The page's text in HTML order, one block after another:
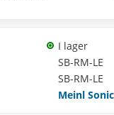
I lager
SB-RM-LE
SB-RM-LE
Meinl